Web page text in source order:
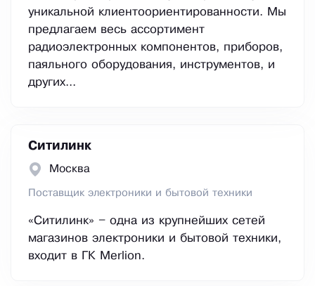
уникальной клиентоориентированности. Мы
предлагаем весь ассортимент
радиоэлектронных компонентов, приборов,
паяльного оборудования, инструментов, и
других...
Ситилинк
Москва
Поставщик электроники и бытовой техники
«Ситилинк» – одна из крупнейших сетей
магазинов электроники и бытовой техники,
входит в ГК Merlion.